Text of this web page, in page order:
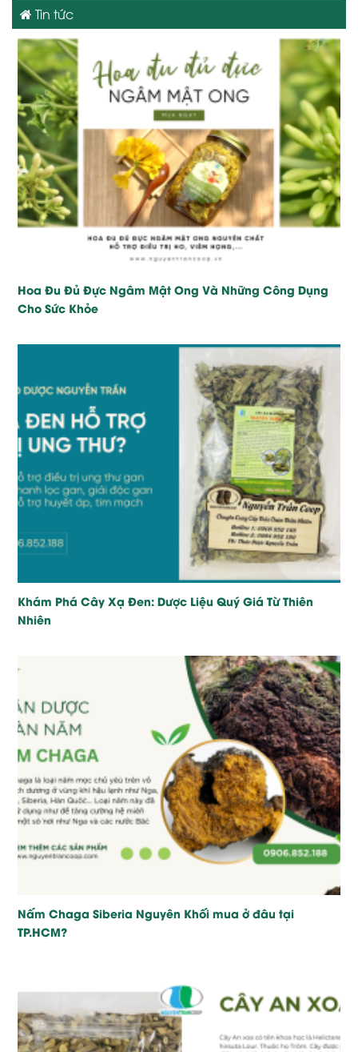
Tin tức
Hoa Đu Đủ Đực Ngâm Mật Ong Và Những Công Dụng
Cho Sức Khỏe
Khám Phá Cây Xạ Đen: Dược Liệu Quý Giá Từ Thiên
Nhiên
Nấm Chaga Siberia Nguyên Khối mua ở đâu tại
TP.HCM?